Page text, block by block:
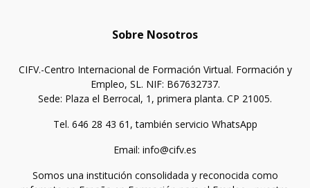
Sobre Nosotros
CIFV.-Centro Internacional de Formación Virtual. Formación y
Empleo, SL. NIF: B67632737.
Sede: Plaza el Berrocal, 1, primera planta. CP 21005.
Tel. 646 28 43 61, también servicio WhatsApp
Email: info@cifv.es
Somos una institución consolidada y reconocida como